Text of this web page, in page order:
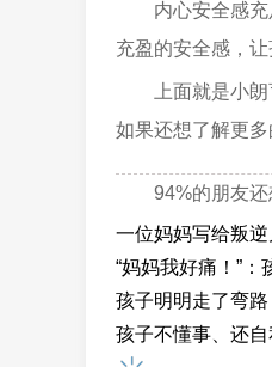
内心安全感
充盈的安全感，
上面就是小
如果还想了解更多
94%的朋友还
一位妈妈写给叛
“妈妈我好痛！”
孩子明明走了弯
孩子不懂事、还